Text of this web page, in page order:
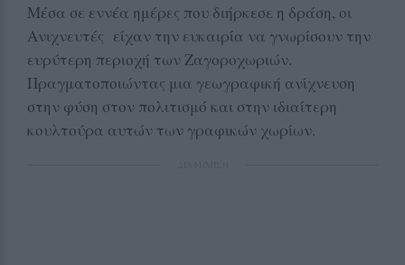
Μέσα σε εννέα ημέρες που διήρκεσε η δράση, οι
Ανιχνευτές είχαν την ευκαιρία να γνωρίσουν την
ευρύτερη περιοχή των Ζαγοροχωριών.
Πραγματοποιώντας μια γεωγραφική ανίχνευση
στην φύση στον πολιτισμό και στην ιδιαίτερη
κουλτούρα αυτών των γραφικών χωρίων.